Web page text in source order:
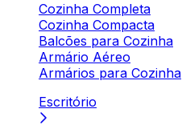
Cozinha Completa
Cozinha Compacta
Balcões para Cozinha
Armário Aéreo
Armários para Cozinha
Escritório